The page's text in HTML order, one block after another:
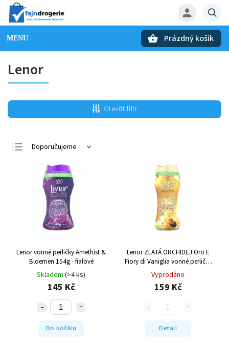
Prázdný košík
Lenor
Otevřít filtr
Doporučujeme
Nejlevnější
Nejdražší
Nejprodávanější
Abecedně
Lenor vonné perličky Amethist &
Bloemen 154g - fialové
Skladem (>4 ks)
145 Kč
Do košíku
Lenor ZLATÁ ORCHIDEJ Oro E
Fiory di Vaniglia vonné perličky
do pračky 210g
Vyprodáno
159 Kč
Detail